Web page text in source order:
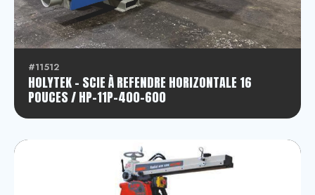
Banc de scie
Déligneuse multiple
Déligneuse multiple à lame mobile
#11512
HOLYTEK - SCIE À REFENDRE HORIZONTALE 16
POUCES / HP-11P-400-600